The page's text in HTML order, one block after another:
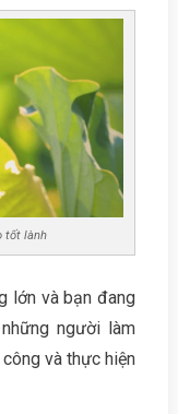
tốt lành
lớn và bạn đang
người làm
và thực hiện